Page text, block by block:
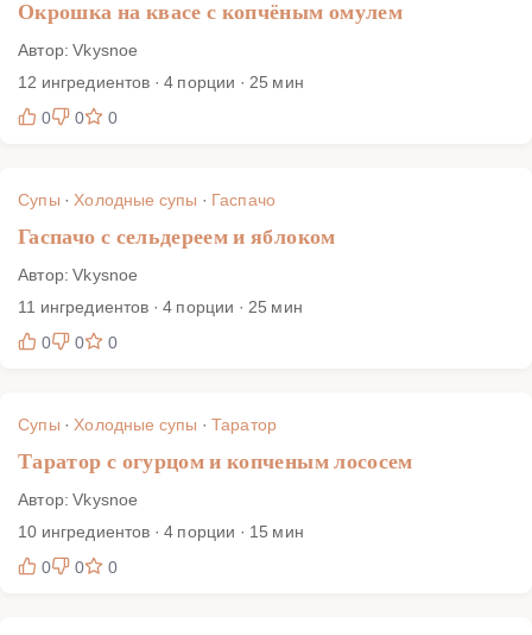
Окрошка на квасе с копчёным омулем
Автор: Vkysnoe
12 ингредиентов · 4 порции · 25 мин
0
0 0
Супы ·Холодные супы · Гаспачо
Гаспачо с сельдереем и яблоком
Автор: Vkysnoe
11 ингредиентов · 4 порции · 25 мин
0
0 0
Супы ·Холодные супы · Таратор
Таратор с огурцом и копченым лососем
Автор: Vkysnoe
10 ингредиентов · 4 порции · 15 мин
0
0 0